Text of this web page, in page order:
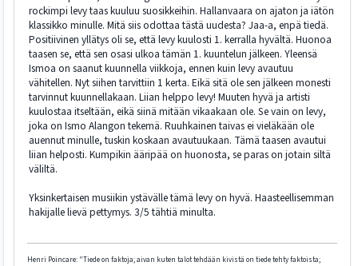
rockimpi levy taas kuuluu suosikkeihin. Hallanvaara on ajaton ja iätön
klassikko minulle. Mitä siis odottaa tästä uudesta? Jaa-a, enpä tiedä.
Positiivinen yllätys oli se, että levy kuulosti 1. kerralla hyvältä. Huonoa
taasen se, että sen osasi ulkoa tämän 1. kuuntelun jälkeen. Yleensä
Ismoa on saanut kuunnella viikkoja, ennen kuin levy avautuu
vähitellen. Nyt siihen tarvittiin 1 kerta. Eikä sitä ole sen jälkeen monesti
tarvinnut kuunnellakaan. Liian helppo levy! Muuten hyvä ja artisti
kuulostaa itseltään, eikä siinä mitään vikaakaan ole. Se vain on levy,
joka on Ismo Alangon tekemä. Ruuhkainen taivas ei vieläkään ole
auennut minulle, tuskin koskaan avautuukaan. Tämä taasen avautui
liian helposti. Kumpikin ääripää on huonosta, se paras on jotain siltä
väliltä.
Yksinkertaisen musiikin ystävälle tämä levy on hyvä. Haasteellisemman
hakijalle lievä pettymys. 3/5 tähtiä minulta.
Henri Poincare: "Tiede on faktoja; aivan kuten talot tehdään kivistä on tiede tehty faktoista;